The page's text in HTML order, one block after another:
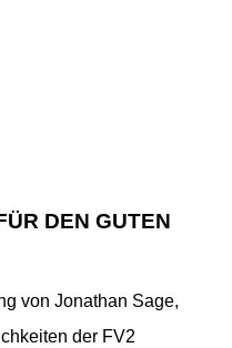
DEN GUTEN
von Jonathan Sage,
der FV2